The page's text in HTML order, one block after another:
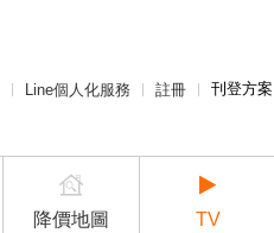
Line個人化服務 註冊 刊登方案
廣告刊登
建案刊登
降價地圖 TV